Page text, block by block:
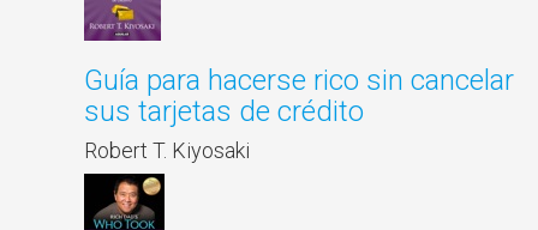
Guía para hacerse rico sin cancelar
sus tarjetas de crédito
Robert T. Kiyosaki